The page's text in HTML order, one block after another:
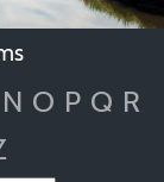
N O P Q R